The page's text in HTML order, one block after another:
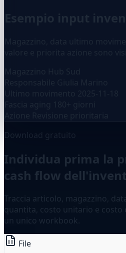
Esempio input
Magazzino, data ultimo
valore e priorita azione sono
Magazzino
Hub Sud
Responsabile
Giulia Marino
Ultimo movimento
2025-11-18
Fascia aging
180+ giorni
Azione Revisione prioritaria
Download gratuito
Individua prima la
cash flow
Traccia articolo, magazzino,
quantita, costo unitario e costo
un unico workbook.
File